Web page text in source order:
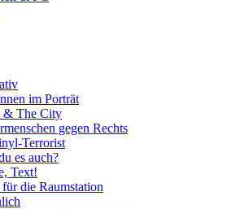
im Porträt
& The City
gegen Rechts
Terrorist
es auch?
Text!
die Raumstation